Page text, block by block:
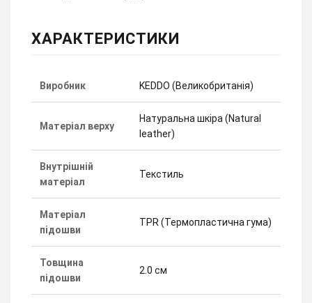
ХАРАКТЕРИСТИКИ
Виробник KEDDO (Великобританія)
Матеріал верху
Натуральна шкіра (Natural
leather)
Внутрішній
матеріал
Текстиль
Матеріал
підошви
TPR (Термопластична гума)
Товщина
підошви
2.0 см